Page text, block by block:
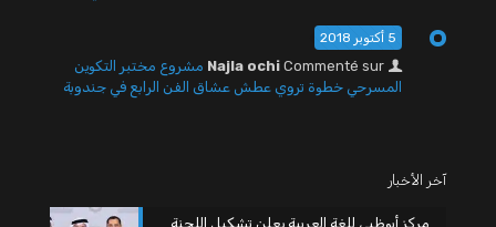
5 أكتوبر 2018
Najla ochi Commenté sur
مشروع مختبر التكوين
المسرحي خطوة تروي عطش عشاق الفن الرابع في جندوبة
آخر الأخبار
مركز أبوظبي للغة العربية يعلن تشكيل اللجنة